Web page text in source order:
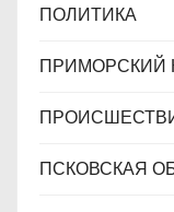
ПОЛИТИКА
ПРИМОРСКИЙ
ПСКОВСКАЯ